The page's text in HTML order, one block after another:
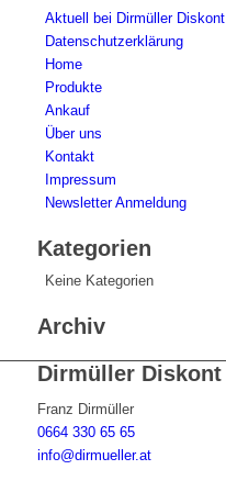
Aktuell bei Dirmüller Diskont
Datenschutzerklärung
Home
Produkte
Ankauf
Über uns
Kontakt
Impressum
Newsletter Anmeldung
Kategorien
Keine Kategorien
Archiv
Dirmüller Diskont
Franz Dirmüller
0664 330 65 65
info@dirmueller.at